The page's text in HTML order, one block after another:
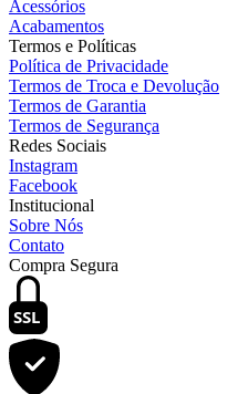
Acessórios
Acabamentos
Termos e Políticas
Política de Privacidade
Termos de Troca e Devolução
Termos de Garantia
Termos de Segurança
Redes Sociais
Instagram
Facebook
Institucional
Sobre Nós
Contato
Compra Segura
SSL